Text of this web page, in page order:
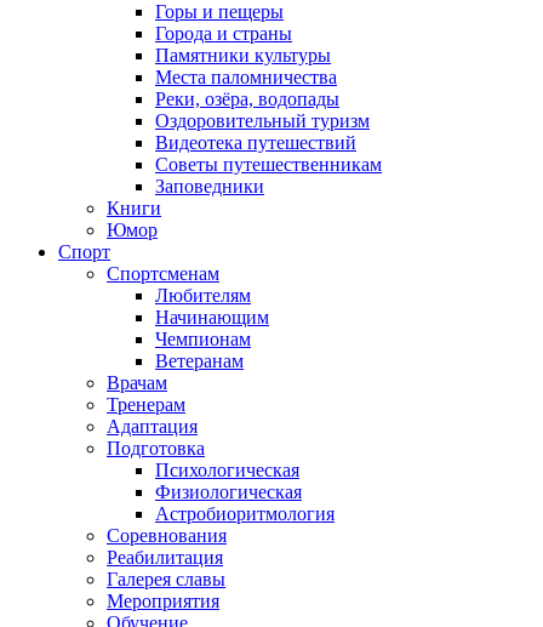
Горы и пещеры
Города и страны
Памятники культуры
Места паломничества
Реки, озёра, водопады
Оздоровительный туризм
Видеотека путешествий
Советы путешественникам
Заповедники
Книги
Юмор
Спорт
Спортсменам
Любителям
Начинающим
Чемпионам
Ветеранам
Врачам
Тренерам
Адаптация
Подготовка
Психологическая
Физиологическая
Астробиоритмология
Соревнования
Реабилитация
Галерея славы
Мероприятия
Обучение